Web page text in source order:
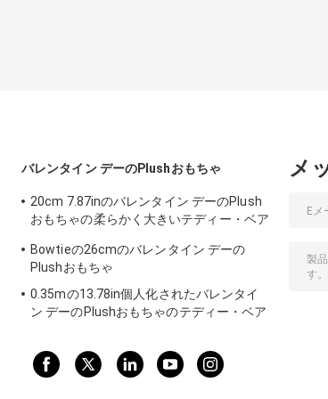
バレンタイン デーのPlushおもちゃ
20cm 7.87inのバレンタイン デーのPlush
おもちゃの柔らかく大きいテディー・ベア
Bowtieの26cmのバレンタイン デーの
Plushおもちゃ
0.35mの13.78in個人化されたバレンタイ
ン デーのPlushおもちゃのテディー・ベア
メ